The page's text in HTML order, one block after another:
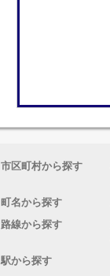
市区町村から探す
町名から探す
路線から探す
駅から探す